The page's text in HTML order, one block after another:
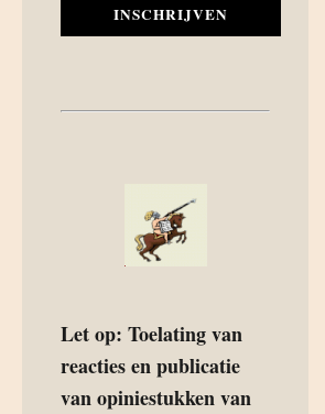
INSCHRIJVEN
Let op: Toelating van
reacties en publicatie
van opiniestukken van